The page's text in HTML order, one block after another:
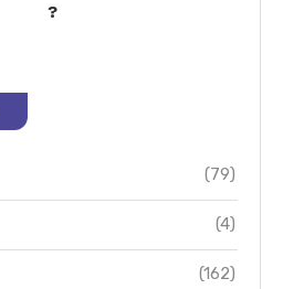
?
(79)
(4)
(162)